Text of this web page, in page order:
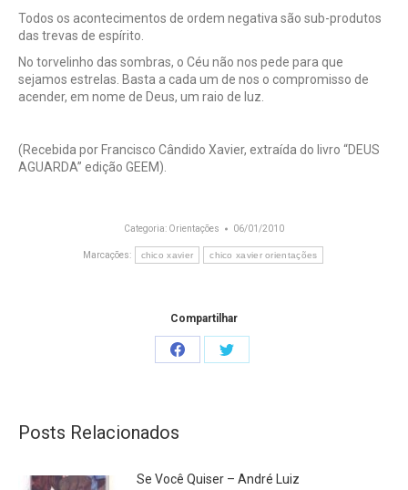
Todos os acontecimentos de ordem negativa são sub-produtos
das trevas de espírito.
No torvelinho das sombras, o Céu não nos pede para que
sejamos estrelas. Basta a cada um de nos o compromisso de
acender, em nome de Deus, um raio de luz.
(Recebida por Francisco Cândido Xavier, extraída do livro “DEUS
AGUARDA” edição GEEM).
Categoria: Orientações 06/01/2010
Marcações: chico xavier chico xavier orientações
Compartilhar
Share
Share
Posts Relacionados
Se Você Quiser – André Luiz